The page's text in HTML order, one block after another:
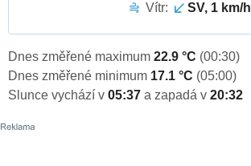
Vítr:
SV, 1 km/h
Dnes změřené maximum 22.9 °C (00:30)
Dnes změřené minimum 17.1 °C (05:00)
Slunce vychází v 05:37 a zapadá v 20:32